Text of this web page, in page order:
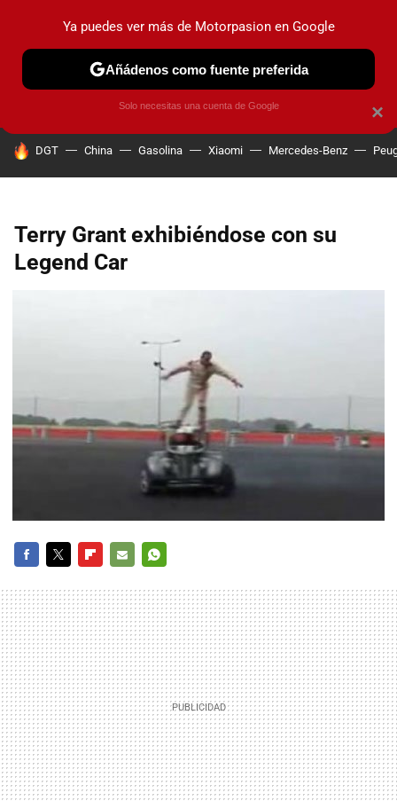
PRUEBAS COCHES ELÉCTRICOS OBSERVATORIO
HOY SE HABLA DE
DGT China Gasolina Xiaomi Mercedes-Benz
Terry Grant exhibiéndose con su
Legend Car
MAIL
×
Ya puedes ver más de Motorpasion en Google
Añádenos como fuente preferida
Solo necesitas una cuenta de Google